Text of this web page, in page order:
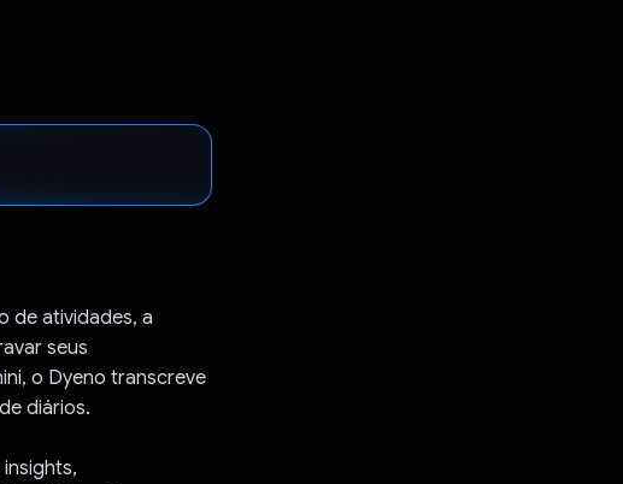
de atividades, a
seus
o Dyeno transcreve
diários.